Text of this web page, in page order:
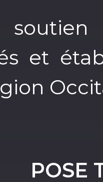
et
POSE